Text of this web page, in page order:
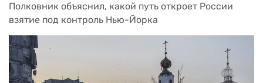
Полковник объяснил, какой путь откроет России
взятие под контроль Нью-Йорка